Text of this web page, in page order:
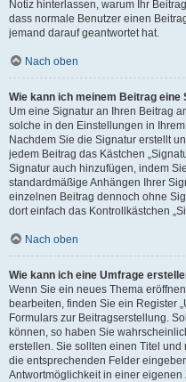
Notiz hinterlassen, warum Ihr
dass normale Benutzer einen
jemand darauf geantwortet hat.
Nach oben
Wie kann ich meinem Beitrag eine
Um eine Signatur an Ihren Beitrag
solche in den Einstellungen in
Nachdem Sie die Signatur erstellt
jedem Beitrag das Kästchen
Signatur auch hinzufügen, indem
standardmäßige Anhängen Ihrer
einzelnen Beitrag dennoch ohne
dort einfach das Kontrollkästchen
Nach oben
Wie kann ich eine Umfrage
Wenn Sie ein neues Thema
bearbeiten, finden Sie ein Register
Formulars zur Beitragserstellung.
können, so haben Sie
erstellen. Sie sollten einen Titel
die entsprechenden Felder
Antwortmöglichkeit in einer